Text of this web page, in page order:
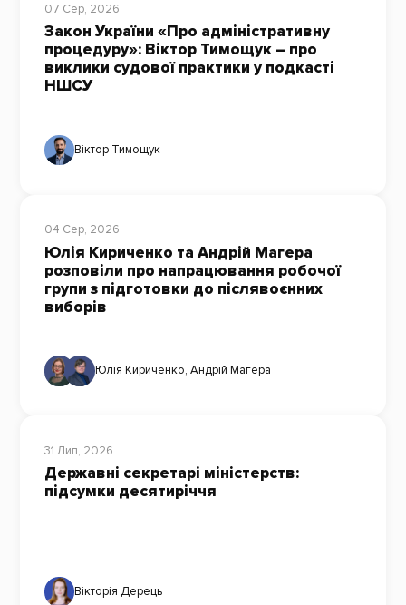
07 Сер, 2026
Закон України «Про адміністративну
процедуру»: Віктор Тимощук – про
виклики судової практики у подкасті
НШСУ
Віктор Тимощук
04 Сер, 2026
Юлія Кириченко та Андрій Магера
розповіли про напрацювання робочої
групи з підготовки до післявоєнних
виборів
Юлія Кириченко, Андрій Магера
31 Лип, 2026
Державні секретарі міністерств:
підсумки десятиріччя
Вікторія Дерець